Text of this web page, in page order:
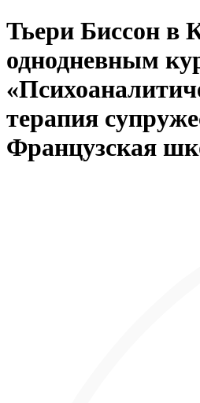
Тьери Биссон в
однодневным
терапия
Французская